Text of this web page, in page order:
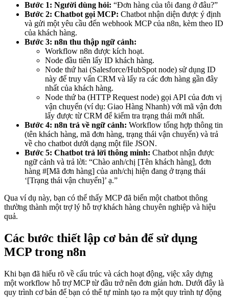
Bước 1: Người dùng hỏi: “Đơn hàng của tôi đang ở đâu?”
Bước 2: Chatbot gọi MCP: Chatbot nhận diện được ý định
và gửi một yêu cầu đến webhook MCP của n8n, kèm theo ID
của khách hàng.
Bước 3: n8n thu thập ngữ cảnh:
Workflow n8n được kích hoạt.
Node đầu tiên lấy ID khách hàng.
Node thứ hai (Salesforce/HubSpot node) sử dụng ID
này để truy vấn CRM và lấy ra các đơn hàng gần đây
nhất của khách hàng.
Node thứ ba (HTTP Request node) gọi API của đơn vị
vận chuyển (ví dụ: Giao Hàng Nhanh) với mã vận đơn
lấy được từ CRM để kiểm tra trạng thái mới nhất.
Bước 4: n8n trả về ngữ cảnh: Workflow tổng hợp thông tin
(tên khách hàng, mã đơn hàng, trạng thái vận chuyển) và trả
về cho chatbot dưới dạng một file JSON.
Bước 5: Chatbot trả lời thông minh: Chatbot nhận được
ngữ cảnh và trả lời: “Chào anh/chị [Tên khách hàng], đơn
hàng #[Mã đơn hàng] của anh/chị hiện đang ở trạng thái
‘[Trạng thái vận chuyển]’ ạ.”
Qua ví dụ này, bạn có thể thấy MCP đã biến một chatbot thông
thường thành một trợ lý hỗ trợ khách hàng chuyên nghiệp và hiệu
quả.
Các bước thiết lập cơ bản để sử dụng
MCP trong n8n
Khi bạn đã hiểu rõ về cấu trúc và cách hoạt động, việc xây dựng
một workflow hỗ trợ MCP từ đầu trở nên đơn giản hơn. Dưới đây là
quy trình cơ bản để bạn có thể tự mình tạo ra một quy trình tự động